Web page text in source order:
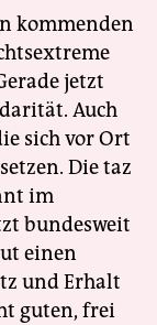
kommenden
jetzt
Auch
sich vor Ort
Die taz
im
bundesweit
einen
und Erhalt
guten, frei